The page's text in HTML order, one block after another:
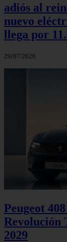
adiós al
nuevo
llega por
29/07/2026
Peugeot
Revolución
2029